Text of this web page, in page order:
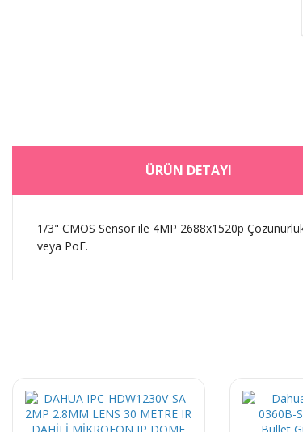
ÜRÜN DETAYI
1/3" CMOS Sensör ile 4MP 2688x1520p
veya PoE.